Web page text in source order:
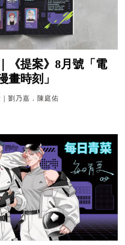
《提案》8月號「電
時刻」
劉乃嘉．陳庭佑